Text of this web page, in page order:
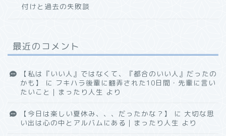
付けと過去の失敗談
最近のコメント
【私は『いい人』ではなくて、『都合のいい人』だったの
かも】
に フキハラ後輩に翻弄された10日間・先輩に言い
たいこと｜まったり人生 より
【今日は楽しい夏休み、、、だったかな？】 に 大切な思
い出は心の中とアルバムにある｜まったり人生 より